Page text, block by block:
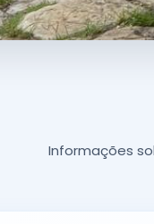
Informações